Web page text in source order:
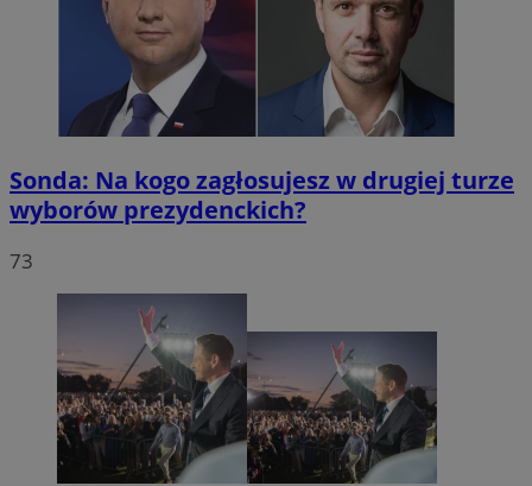
Sonda: Na kogo zagłosujesz w drugiej turze
wyborów prezydenckich?
73